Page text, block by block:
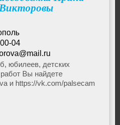
04
юбилеев, детских
Вы найдете
и https://vk.com/palsecam